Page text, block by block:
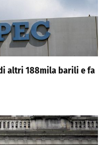
altri 188mila barili e fa